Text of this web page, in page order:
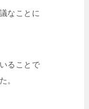
なことに
ることで
。